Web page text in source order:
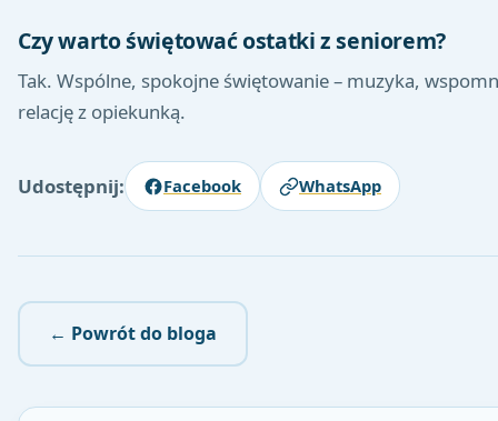
Czy warto świętować ostatki z seniorem?
Tak. Wspólne, spokojne świętowanie – muzyka,
relację z opiekunką.
Udostępnij: Facebook WhatsApp
← Powrót do bloga